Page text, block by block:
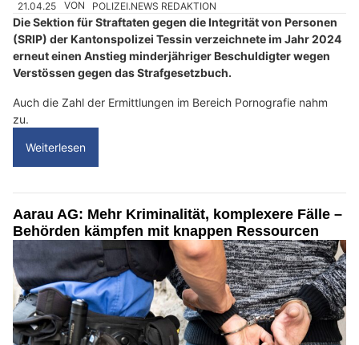
21.04.25 VON POLIZEI.NEWS REDAKTION
Die Sektion für Straftaten gegen die Integrität von Personen
(SRIP) der Kantonspolizei Tessin verzeichnete im Jahr 2024
erneut einen Anstieg minderjähriger Beschuldigter wegen
Verstössen gegen das Strafgesetzbuch.
Auch die Zahl der Ermittlungen im Bereich Pornografie nahm
zu.
Weiterlesen
Aarau AG: Mehr Kriminalität, komplexere Fälle –
Behörden kämpfen mit knappen Ressourcen